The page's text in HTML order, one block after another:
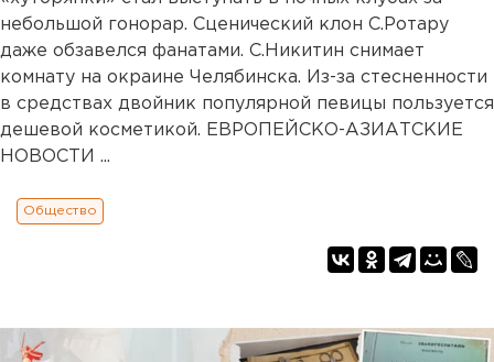
небольшой гонорар. Сценический клон С.Ротару
даже обзавелся фанатами. С.Никитин снимает
комнату на окраине Челябинска. Из-за стесненности
в средствах двойник популярной певицы пользуется
дешевой косметикой. ЕВРОПЕЙСКО-АЗИАТСКИЕ
НОВОСТИ ...
Общество